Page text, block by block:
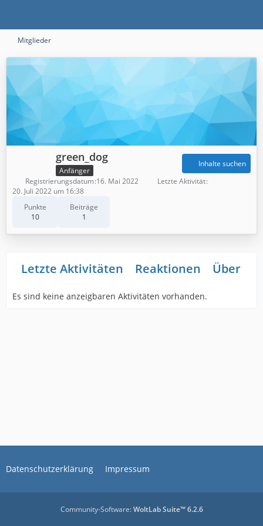
Mitglieder
green_dog
Anfänger
Punkte
10
Beiträge
1
Inhalte suchen
Registrierungsdatum 16. Mai 2022
Letzte Aktivität
20. Juli 2022 um 16:38
Letzte Aktivitäten Reaktionen Über
Es sind keine anzeigbaren Aktivitäten vorhanden.
Datenschutzerklärung Impressum
Community-Software:WoltLab Suite™ 6.2.6